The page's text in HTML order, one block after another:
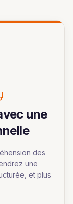
une
des
une
et plus